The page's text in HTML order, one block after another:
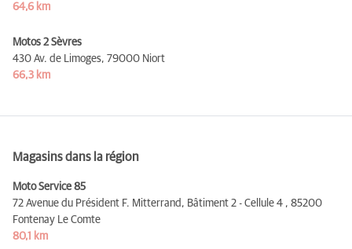
64,6 km
Motos 2 Sèvres
430 Av. de Limoges, 79000 Niort
66,3 km
Magasins dans la région
Moto Service 85
72 Avenue du Président F. Mitterrand, Bâtiment 2 - Cellule 4 , 85200
Fontenay Le Comte
80,1 km